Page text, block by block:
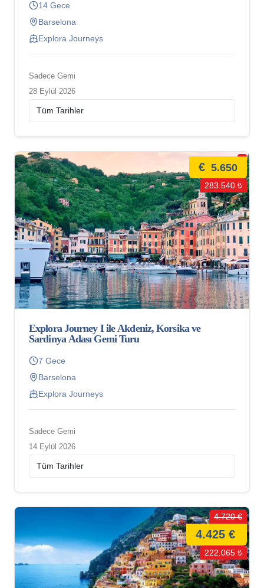
14 Gece
Barselona
Explora Journeys
Sadece Gemi
28 Eylül 2026
€ 5.650
283.540 ₺
Explora Journey I ile Akdeniz, Korsika ve
Sardinya Adası Gemi Turu
7 Gece
Barselona
Explora Journeys
Sadece Gemi
14 Eylül 2026
4.720 €
4.425 €
222.065 ₺